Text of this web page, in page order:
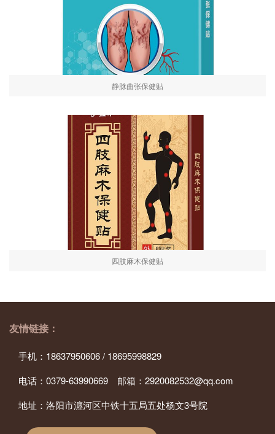
静脉曲张保健贴
四肢麻木保健贴
友情链接：
手机：18637950606 / 18695998829
电话：0379-63990669 邮箱：2920082532@qq.com
地址：洛阳市瀍河区中铁十五局五处杨文3号院